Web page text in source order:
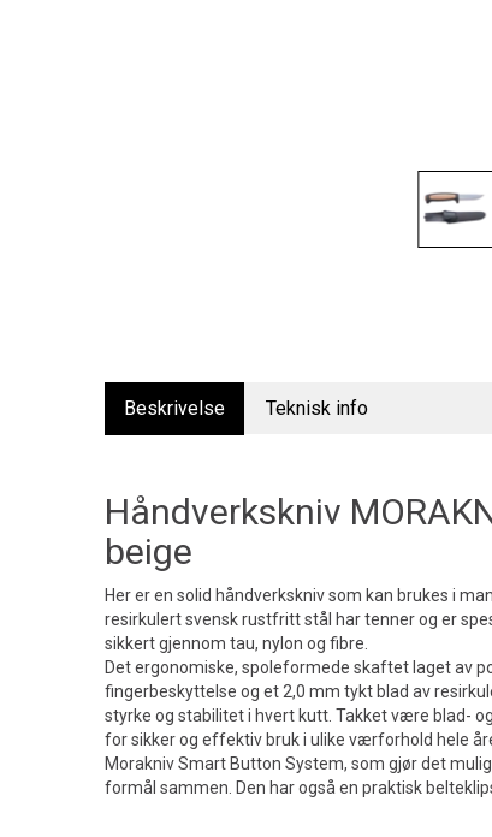
Beskrivelse Teknisk info
Håndverkskniv
beige
Her er en solid håndverkskniv som kan brukes i
resirkulert svensk rustfritt stål har tenner og er
sikkert gjennom tau, nylon og fibre.
Det ergonomiske, spoleformede skaftet laget av
fingerbeskyttelse og et 2,0 mm tykt blad av
styrke og stabilitet i hvert kutt. Takket være blad-
for sikker og effektiv bruk i ulike værforhold hele
Morakniv Smart Button System, som gjør det
formål sammen. Den har også en praktisk